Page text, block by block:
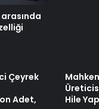
Çeyrek
Adet,
Hile